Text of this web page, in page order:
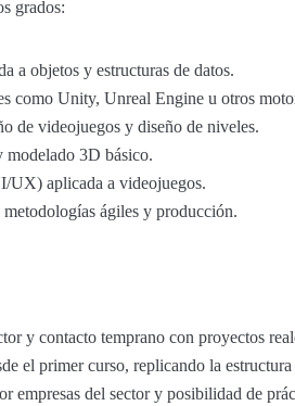
grados:
a objetos y estructuras de datos.
como Unity, Unreal Engine u otros
de videojuegos y diseño de niveles.
modelado 3D básico.
UX) aplicada a videojuegos.
ágiles y producción.
y contacto temprano con proyectos
el primer curso, replicando la
empresas del sector y posibilidad de